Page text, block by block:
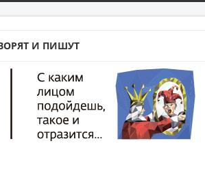
И ПИШУТ